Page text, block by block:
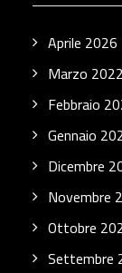
Aprile 2026
Marzo 2022
Febbraio
Gennaio
Dicembre
Novembre
Ottobre
Settembre